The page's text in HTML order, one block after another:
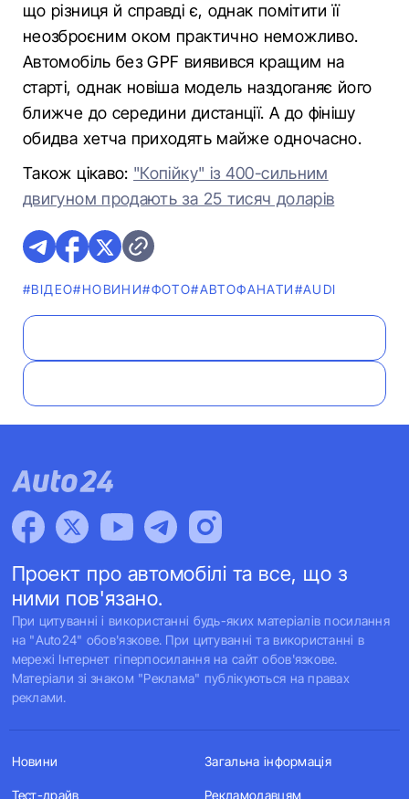
що різниця й справді є, однак помітити її
неозброєним оком практично неможливо.
Автомобіль без GPF виявився кращим на
старті, однак новіша модель наздоганяє його
ближче до середини дистанції. А до фінішу
обидва хетча приходять майже одночасно.
Також цікаво: "Копійку" із 400-сильним
двигуном продають за 25 тисяч доларів
#ВІДЕО#НОВИНИ#ФОТО#АВТОФАНАТИ#AUDI
Проект про автомобілі та все, що з
ними пов'язано.
При цитуванні і використанні будь-яких матеріалів посилання
на "Auto24" обов'язкове. При цитуванні та використанні в
мережі Інтернет гіперпосилання на сайт обов'язкове.
Матеріали зі знаком "Реклама" публікуються на правах
реклами.
Новини
Тест-драйв
Загальна інформація
Рекламодавцям